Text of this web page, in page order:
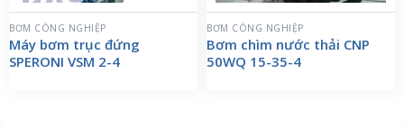
BƠM CÔNG NGHIỆP
Máy bơm trục đứng
SPERONI VSM 2-4
BƠM CÔNG NGHIỆP
Bơm chìm nước thải CNP
50WQ 15-35-4